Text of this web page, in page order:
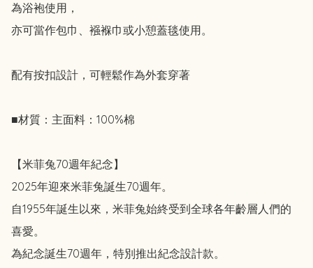
為浴袍使用，
亦可當作包巾、襁褓巾或小憩蓋毯使用。
配有按扣設計，可輕鬆作為外套穿著
■材質：主面料：100%棉
【米菲兔70週年紀念】
2025年迎來米菲兔誕生70週年。
自1955年誕生以來，米菲兔始終受到全球各年齡層人們的
喜愛。
為紀念誕生70週年，特別推出紀念設計款。